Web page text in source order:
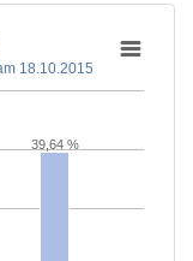
18.10.2015
39,64 %